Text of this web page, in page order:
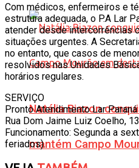
Natália Biazon
mantém Campo
Com médicos, enfermeiros e
estrutura adequada, o P.A Lar
atender desde intercorrências
situações urgentes. A
no entanto, que casos de
resolvidos nas Unidades
horários regulares.
SERVIÇO
Pronto Atendimento Lar Paraná
Rua Dom Jaime Luiz Coelho,
Funcionamento: Segunda a
feriados).